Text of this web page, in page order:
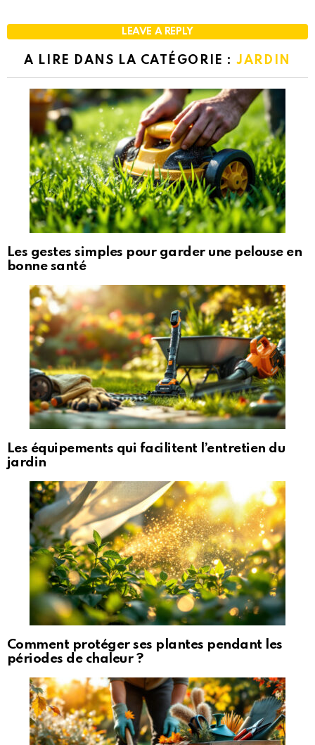
LEAVE A REPLY
A LIRE DANS LA CATÉGORIE :JARDIN
Les gestes simples pour garder une pelouse en
bonne santé
Les équipements qui facilitent l’entretien du
jardin
Comment protéger ses plantes pendant les
périodes de chaleur ?